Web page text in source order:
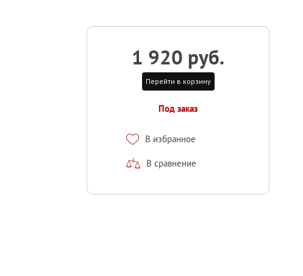
1 920 руб.
Перейти в корзину
Под заказ
В избранное
В сравнение